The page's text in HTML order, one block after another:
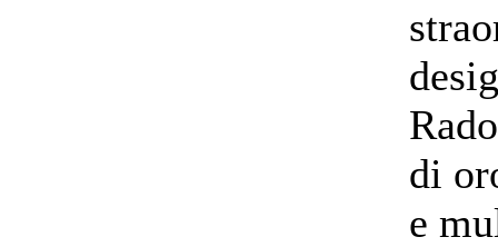
di
e